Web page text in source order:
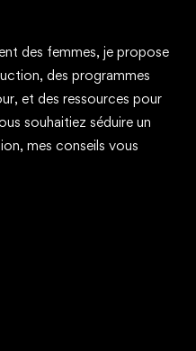
des femmes, je propose
des programmes
et des ressources pour
souhaitiez séduire un
mes conseils vous